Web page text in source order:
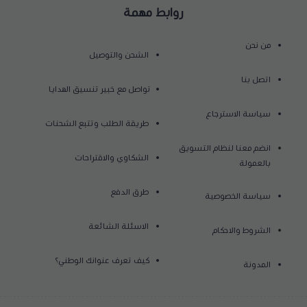
روابط مهمة
من نحن
اتصل بنا
سياسة الاسترجاع
انضم معنا لنظام التسويق
بالعمولة
سياسة الخصوصية
الشروط والاحكام
المدونة
الشحن والتوصيل
تواصل مع خبير تنسيق الهدايا
طريقة الطلب وتتبع الشحنات
الشكاوي والاقتراحات
طرق الدفع
الاسئلة الشائعة
كيف تعرف عنوانك الوطني؟